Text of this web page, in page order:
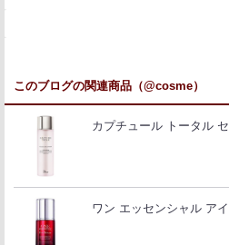
このブログの関連商品（@cosme）
カプチュール トータル
ワン エッセンシャル アイ